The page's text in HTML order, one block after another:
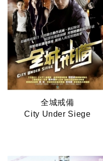
全城戒備
City Under Siege